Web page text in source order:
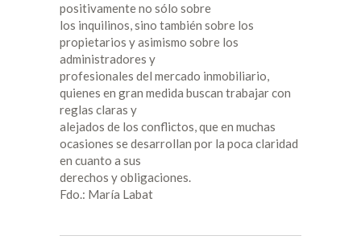
positivamente no sólo sobre
los inquilinos, sino también sobre los
propietarios y asimismo sobre los
administradores y
profesionales del mercado inmobiliario,
quienes en gran medida buscan trabajar con
reglas claras y
alejados de los conflictos, que en muchas
ocasiones se desarrollan por la poca claridad
en cuanto a sus
derechos y obligaciones.
Fdo.: María Labat